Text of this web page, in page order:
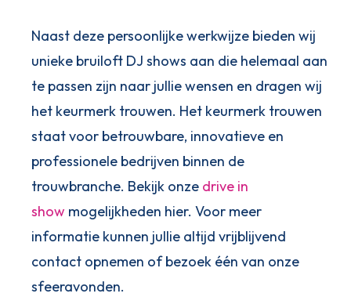
Naast deze persoonlijke werkwijze bieden wij
unieke bruiloft DJ shows aan die helemaal aan
te passen zijn naar jullie wensen en dragen wij
het keurmerk trouwen. Het keurmerk trouwen
staat voor betrouwbare, innovatieve en
professionele bedrijven binnen de
trouwbranche. Bekijk onze drive in
show mogelijkheden hier. Voor meer
informatie kunnen jullie altijd vrijblijvend
contact opnemen of bezoek één van onze
sfeeravonden.